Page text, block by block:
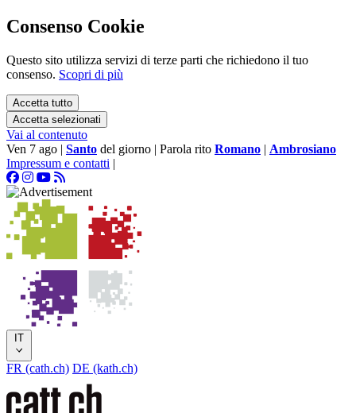
Consenso Cookie
Questo sito utilizza servizi di terze parti che richiedono il tuo
consenso. Scopri di più
Accetta tutto
Accetta selezionati
Vai al contenuto
Ven 7 ago | Santo del giorno | Parola rito Romano | Ambrosiano
Impressum e contatti |
IT
FR (cath.ch) DE (kath.ch)